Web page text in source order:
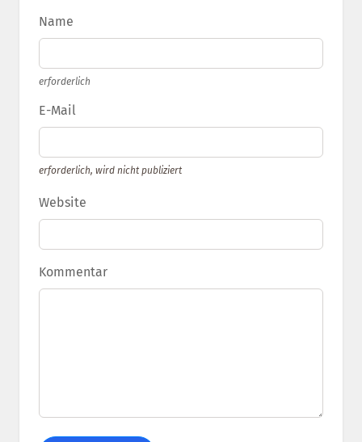
Name
erforderlich
E-Mail
erforderlich, wird nicht publiziert
Website
Kommentar